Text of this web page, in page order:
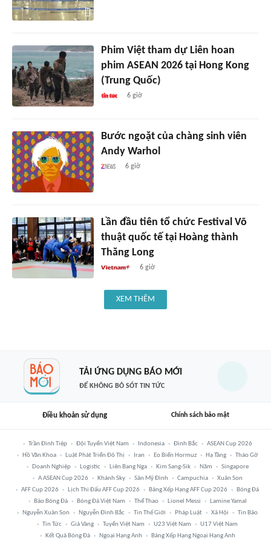
Phim Việt tham dự Liên hoan
phim ASEAN 2026 tại Hong Kong
(Trung Quốc)
6 giờ
Bước ngoặt của chàng sinh viên
Andy Warhol
6 giờ
Lần đầu tiên tổ chức Festival Võ
thuật quốc tế tại Hoàng thành
Thăng Long
6 giờ
XEM THÊM
TẢI ỨNG DỤNG BÁO MỚI
ĐỂ KHÔNG BỎ SÓT TIN TỨC
Điều khoản sử dụng Chính sách bảo mật
Trần Đình Tiệp Đội Tuyển Việt Nam Indonesia Đình Bắc
ASEAN Cup 2026
Hồ Văn Khoa
Luật Phát Triển Đô Thị Iran Eo Biển Hormuz Hạ Tầng
Tháo Gỡ
Doanh Nghiệp
Logistic Liên Bang Nga Kim Sang-Sik Năm
Singapore
A ASEAN Cup 2026
Khánh Sky Sân Mỹ Đình Campuchia
Xuân Son
AFF Cup 2026
Lịch Thi Đấu AFF Cup 2026 Bảng Xếp Hạng AFF Cup 2026
Bóng Đá
Báo Bóng Đá
Bóng Đá Việt Nam Thể Thao Lionel Messi
Lamine Yamal
Nguyễn Xuân Son
Nguyễn Đình Bắc Tin Thế Giới Pháp Luật Xã Hội
Tin Bão
Tin Tức
Giá Vàng Tuyển Việt Nam U23 Việt Nam
U17 Việt Nam
Kết Quả Bóng Đá
Ngoại Hạng Anh
Bảng Xếp Hạng Ngoại Hạng Anh